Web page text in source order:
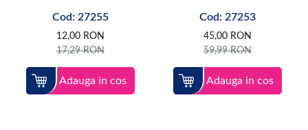
Cod: 27255
12,00 RON
17,29RON
Adauga in cos
Cod: 27253
45,00 RON
59,99RON
Adauga in cos